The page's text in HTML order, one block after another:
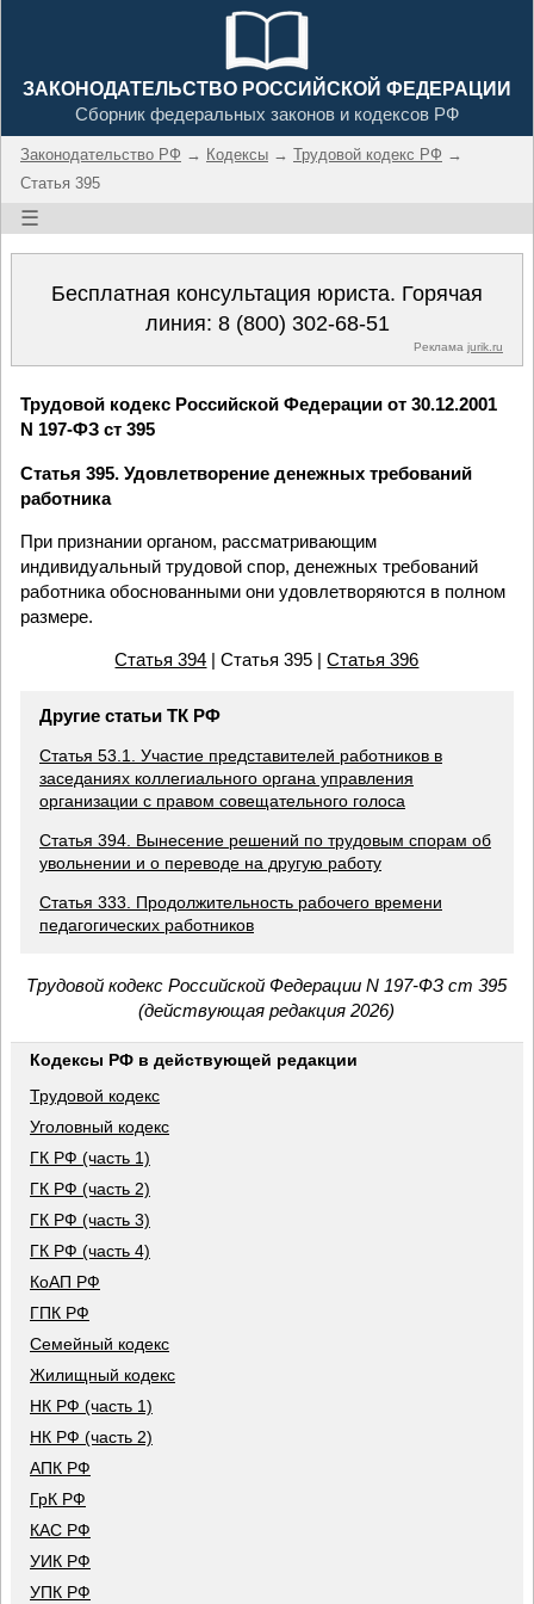
ЗАКОНОДАТЕЛЬСТВО РОССИЙСКОЙ ФЕДЕРАЦИИ
Сборник федеральных законов и кодексов РФ
Законодательство РФ → Кодексы → Трудовой кодекс РФ →
Статья 395
☰
Бесплатная консультация юриста. Горячая
линия: 8 (800) 302-68-51
Реклама jurik.ru
Трудовой кодекс Российской Федерации от 30.12.2001
N 197-ФЗ ст 395
Статья 395. Удовлетворение денежных требований
работника
При признании органом, рассматривающим
индивидуальный трудовой спор, денежных требований
работника обоснованными они удовлетворяются в полном
размере.
Статья 394 | Статья 395 |Статья 396
Другие статьи ТК РФ
Статья 53.1. Участие представителей работников в
заседаниях коллегиального органа управления
организации с правом совещательного голоса
Статья 394. Вынесение решений по трудовым спорам об
увольнении и о переводе на другую работу
Статья 333. Продолжительность рабочего времени
педагогических работников
Трудовой кодекс Российской Федерации N 197-ФЗ ст 395
(действующая редакция 2026)
Кодексы РФ в действующей редакции
Трудовой кодекс
Уголовный кодекс
ГК РФ (часть 1)
ГК РФ (часть 2)
ГК РФ (часть 3)
ГК РФ (часть 4)
КоАП РФ
ГПК РФ
Семейный кодекс
Жилищный кодекс
НК РФ (часть 1)
НК РФ (часть 2)
АПК РФ
ГрК РФ
КАС РФ
УИК РФ
УПК РФ